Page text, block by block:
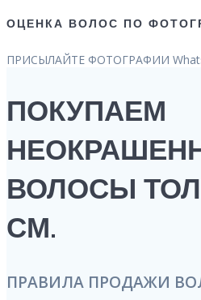
ОЦЕНКА ВОЛОС ПО
ПРИСЫЛАЙТЕ ФОТОГРАФИИ
ПОКУПАЕМ
ВОЛОСЫ
СМ.
ПРАВИЛА ПРОДАЖИ